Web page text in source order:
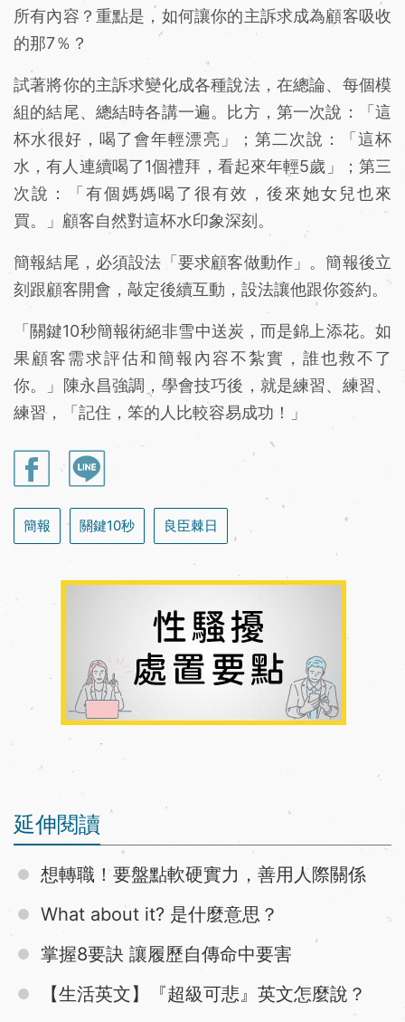
所有內容？重點是，如何讓你的主訴求成為顧客吸收
的那7％？
試著將你的主訴求變化成各種說法，在總論、每個模
組的結尾、總結時各講一遍。比方，第一次說：「這
杯水很好，喝了會年輕漂亮」；第二次說：「這杯
水，有人連續喝了1個禮拜，看起來年輕5歲」；第三
次說：「有個媽媽喝了很有效，後來她女兒也來
買。」顧客自然對這杯水印象深刻。
簡報結尾，必須設法「要求顧客做動作」。簡報後立
刻跟顧客開會，敲定後續互動，設法讓他跟你簽約。
「關鍵10秒簡報術絕非雪中送炭，而是錦上添花。如
果顧客需求評估和簡報內容不紮實，誰也救不了
你。」陳永昌強調，學會技巧後，就是練習、練習、
練習，「記住，笨的人比較容易成功！」
簡報 關鍵10秒 良臣棘日
延伸閱讀
想轉職！要盤點軟硬實力，善用人際關係
What about it? 是什麼意思？
掌握8要訣 讓履歷自傳命中要害
【生活英文】『超級可悲』英文怎麼說？